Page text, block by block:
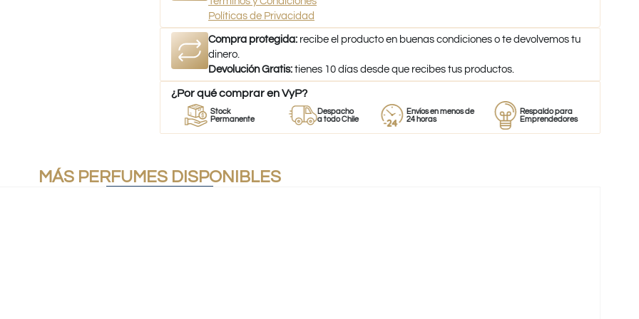
Políticas de Privacidad
Compra protegida: recibe el producto en buenas condiciones o te devolvemos tu
dinero.
Devolución Gratis: tienes 10 días desde que recibes tus productos.
¿Por qué comprar en VyP?
Stock
Permanente
Despacho
a todo Chile
Envíos en menos de
24 horas
Respaldo para
Emprendedores
MÁS PERFUMES DISPONIBLES